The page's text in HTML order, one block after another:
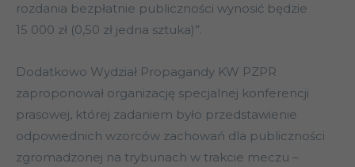
rozdania bezpłatnie publiczności wynosić będzie
15 000 zł (0,50 zł jedna sztuka)”.
Dodatkowo Wydział Propagandy KW PZPR
zaproponował organizację specjalnej konferencji
prasowej, której zadaniem było przedstawienie
odpowiednich wzorców zachowań dla publiczności
zgromadzonej na trybunach w trakcie meczu –